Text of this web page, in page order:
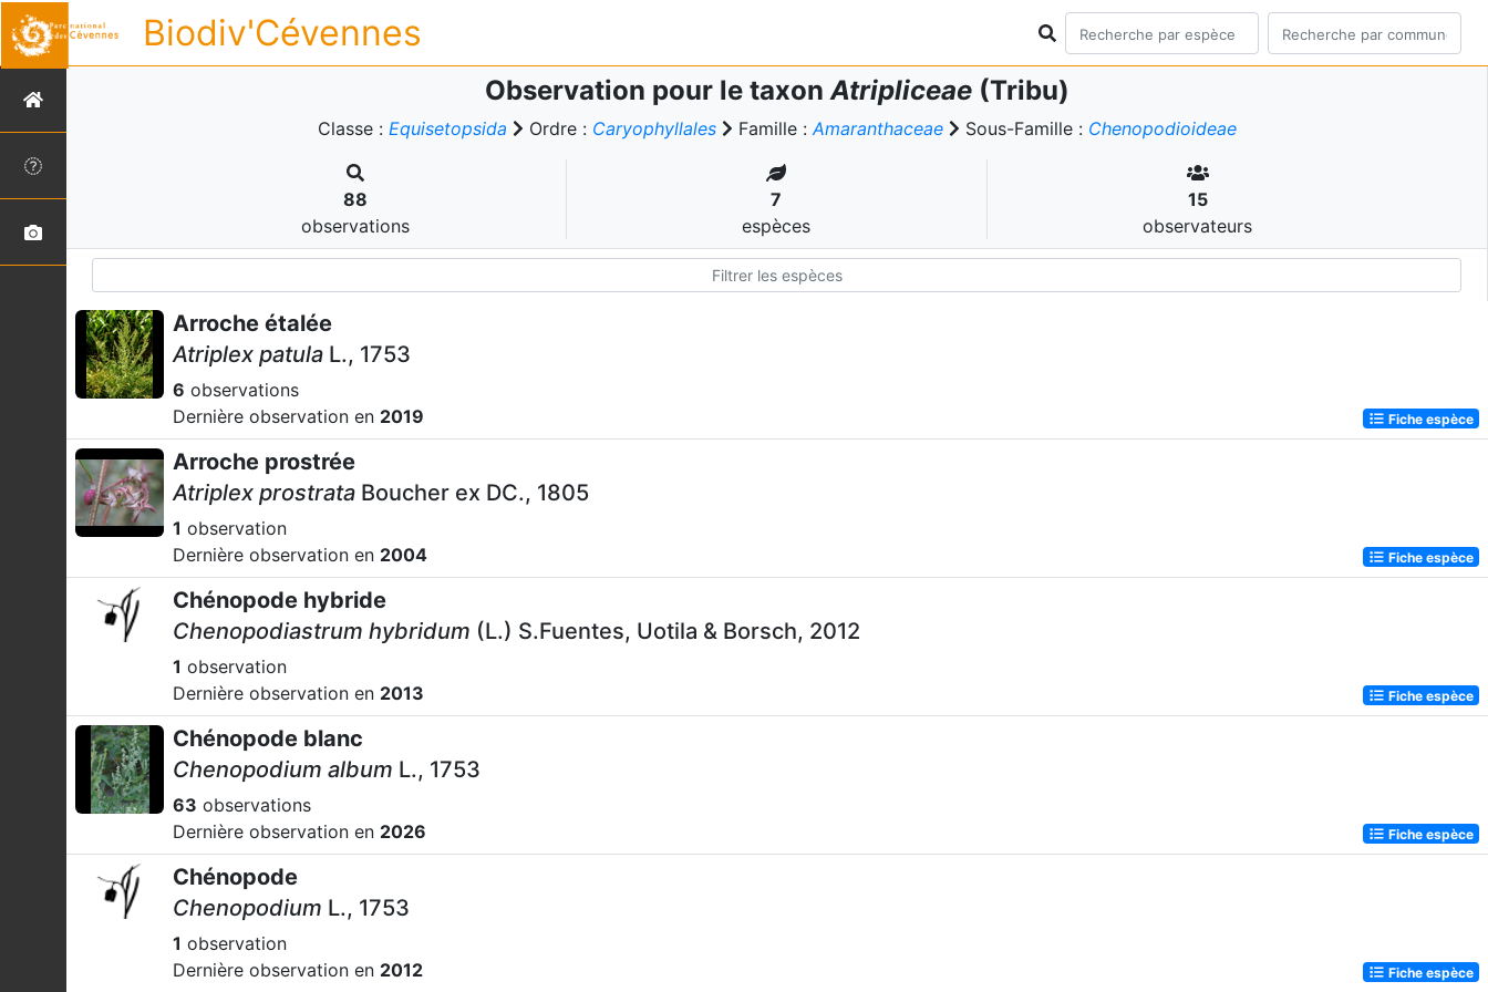
Biodiv'Cévennes
Observation pour le taxonAtripliceae(Tribu)
Classe : Equisetopsida Ordre : Caryophyllales Famille :Amaranthaceae Sous-Famille : Chenopodioideae
88
observations
7
espèces
15
observateurs
Arroche étalée
Atriplex patula L., 1753
6 observations
Dernière observation en 2019 Fiche espèce
Arroche prostrée
Atriplex prostrata Boucher ex DC., 1805
1 observation
Dernière observation en 2004 Fiche espèce
Chénopode hybride
Chenopodiastrum hybridum (L.) S.Fuentes, Uotila & Borsch, 2012
1 observation
Dernière observation en 2013 Fiche espèce
Chénopode blanc
Chenopodium album L., 1753
63 observations
Dernière observation en 2026 Fiche espèce
Chénopode
Chenopodium L., 1753
1 observation
Dernière observation en 2012 Fiche espèce